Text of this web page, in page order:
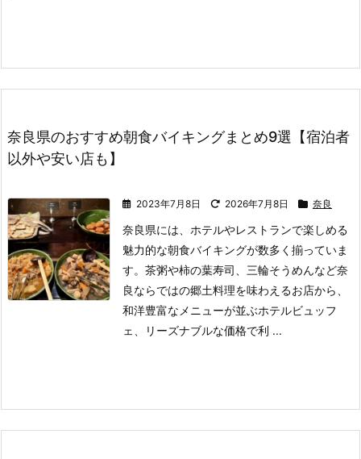
奈良県のおすすめ朝食バイキングまとめ9選【宿泊者
以外や安い店も】
2023年7月8日 2026年7月8日 奈良
奈良県には、ホテルやレストランで楽しめる
魅力的な朝食バイキングが数多く揃っていま
す。 茶粥や柿の葉寿司、三輪そうめんなど奈
良ならではの郷土料理を味わえるお店から、
和洋豊富なメニューが並ぶホテルビュッフ
ェ、リーズナブルな価格で利 ...